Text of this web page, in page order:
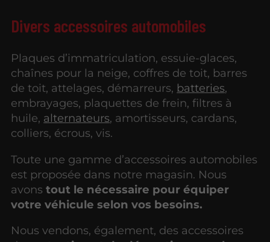
Divers accessoires automobiles
Plaques d’immatriculation, essuie-glaces,
chaînes pour la neige, coffres de toit, barres
de toit, attelages, démarreurs, batteries,
embrayages, plaquettes de frein, filtres à
huile, alternateurs, amortisseurs, cardans,
colliers, écrous, vis.
Toute une gamme d’accessoires automobiles
est proposée dans notre magasin. Nous
avons tout le nécessaire pour équiper
votre véhicule selon vos besoins.
Nous vendons, également, des accessoires